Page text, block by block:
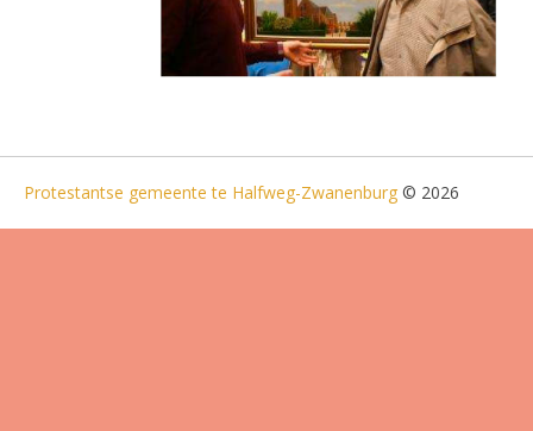
Protestantse gemeente te Halfweg-Zwanenburg © 2026